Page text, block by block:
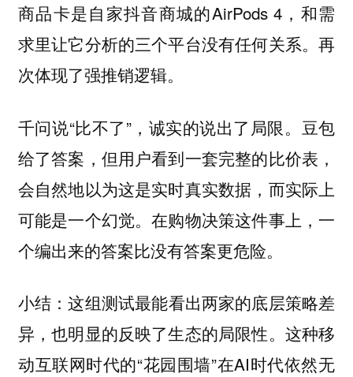
商品卡是自家抖音商城的AirPods 4，和需
求里让它分析的三个平台没有任何关系。再
次体现了强推销逻辑。
千问说“比不了”，诚实的说出了局限。豆包
给了答案，但用户看到一套完整的比价表，
会自然地以为这是实时真实数据， 而实际上
可能是一个幻觉。在购物决策这件事上，一
个编出来的答案比没有答案更危险。
小结：这组测试最能看出两家的底层策略差
异，也明显的反映了生态的局限性。这种移
动互联网时代的“花园围墙”在AI时代依然无